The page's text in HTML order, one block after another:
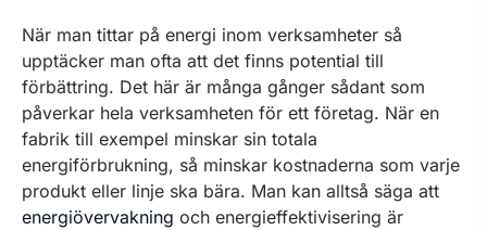
När man tittar på energi inom verksamheter så
upptäcker man ofta att det finns potential till
förbättring. Det här är många gånger sådant som
påverkar hela verksamheten för ett företag. När en
fabrik till exempel minskar sin totala
energiförbrukning, så minskar kostnaderna som varje
produkt eller linje ska bära. Man kan alltså säga att
energiövervakning och energieffektivisering är